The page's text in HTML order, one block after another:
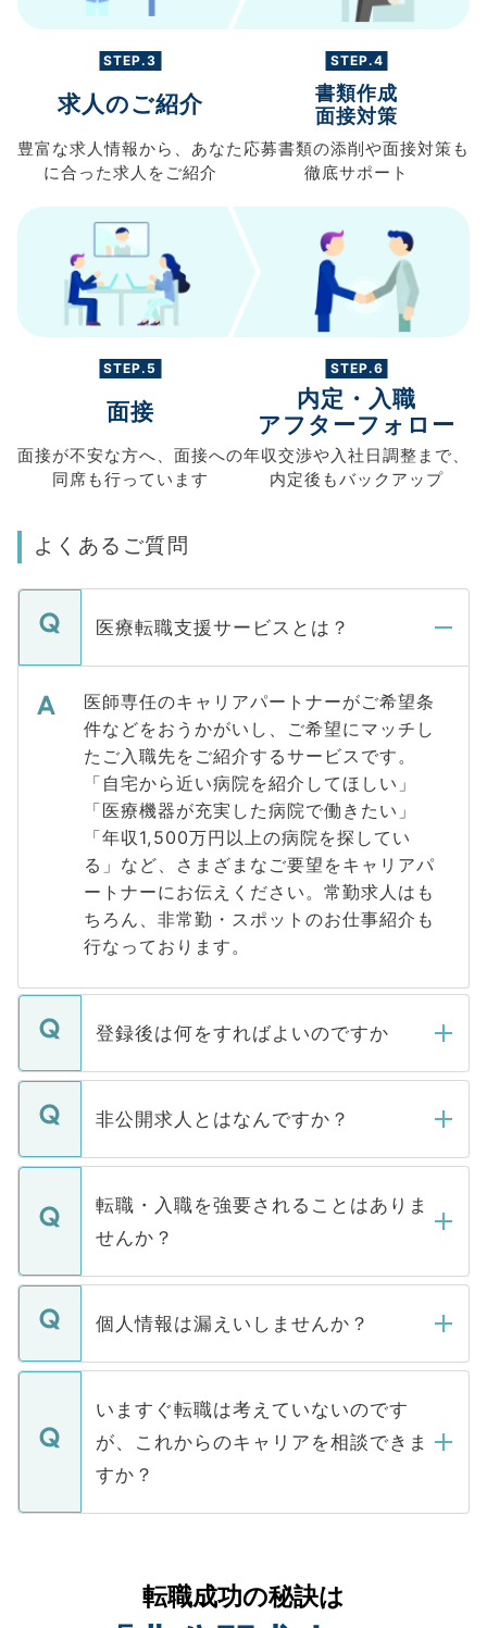
STEP.3
求人のご紹介
豊富な求人情報から、 あなた
に合った求人を ご紹介
STEP.4
書類作成
面接対策
応募書類の添削や面接対策も
徹底サポート
STEP.5
面接
面接が不安な方へ、 面接への
同席も行っています
STEP.6
内定・入職
アフターフォロー
年収交渉や入社日調整まで、
内定後もバックアップ
よくあるご質問
医療転職支援サービスとは？
医師専任のキャリアパートナーがご希望条
件などをおうかがいし、ご希望にマッチし
たご入職先をご紹介するサービスです。
「自宅から近い病院を紹介してほしい」
「医療機器が充実した病院で働きたい」
「年収1,500万円以上の病院を探してい
る」など、さまざまなご要望をキャリアパ
ートナーにお伝えください。常勤求人はも
ちろん、非常勤・スポットのお仕事紹介も
行なっております。
登録後は何をすればよいのですか
ご登録いただきましたら、弊社担当者がご
登録内容を確認し、その後メールもしくは
ます。通常、5営業日以内にはご連絡をせて
いただきますので、しばらくお待ちくださ
非公開求人とはなんですか？
マイナビDOCTORで取り扱っている求人の
うち約3割は、Webサイトからご覧いただ
けない「非公開求人」です。非公開求人は
下記の理由によって、一般には公開してい
ません。
■応募殺到を避けるため 人気のある医療機
関を公にしてしまうと、応募が殺到する場
に、医療機関が求める条件に合った人材の
みを人材紹介会社に依頼するケースが増え
ています。
転職・入職を強要されることはありま
せんか？
転職・入職を強要することは一切ありませ
ん。また、仮に応募先から内定をいただい
定を承諾する必要はありません。内定先へ
の辞退の連絡はキャリアパートナーが行い
個人情報は漏えいしませんか？
個人情報が漏えいすることはありませんの
で、ご安心ください。当サイトからの登録
などで収集したご登録者様の個人情報は、
ご本人のキャリアアップおよび転職活動の
支援を目的に使用いたします。お預かりし
ているすべての個人データはご本人の許可
は、個人情報の取り扱いについての厳密な
管理基準を満たした事業者のみに付与され
いますぐ転職は考えていないのです
が、これからのキャリアを相談できま
すか？
かがいして、現在の医療機関の状況や紹介
経験をまじえながら、適切なアドバイスを
転職成功の秘訣は